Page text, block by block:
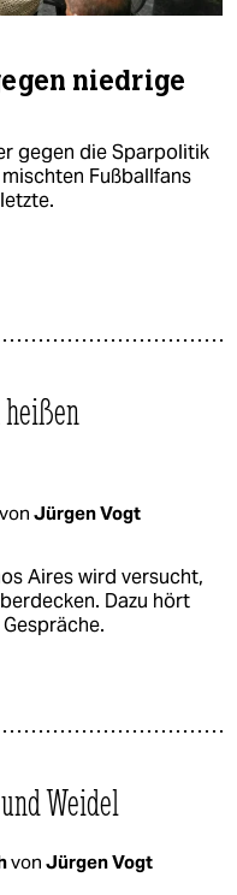
niedrige
gegen die Sparpolitik
Fußballfans
von Jürgen Vogt
Aires wird versucht,
Dazu hört
Weidel
von Jürgen Vogt